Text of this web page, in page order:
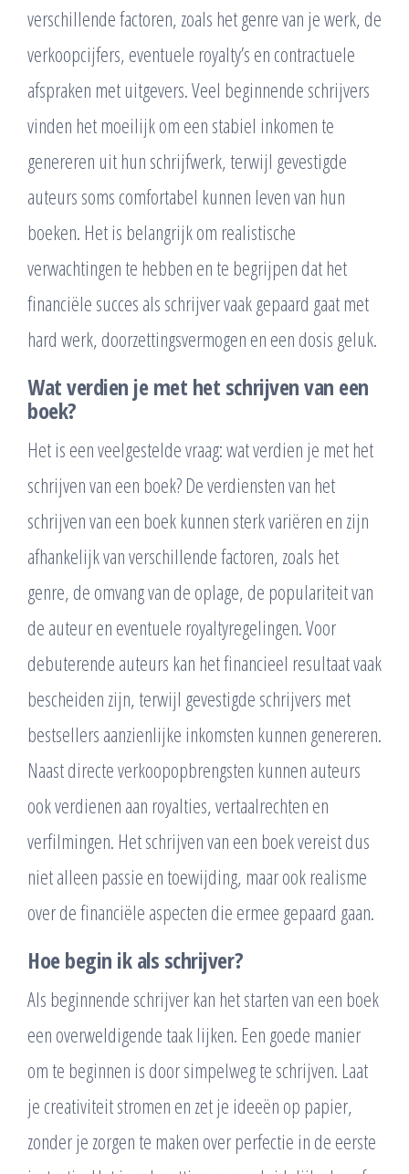
verschillende factoren, zoals het genre van je werk, de
verkoopcijfers, eventuele royalty’s en contractuele
afspraken met uitgevers. Veel beginnende schrijvers
vinden het moeilijk om een stabiel inkomen te
genereren uit hun schrijfwerk, terwijl gevestigde
auteurs soms comfortabel kunnen leven van hun
boeken. Het is belangrijk om realistische
verwachtingen te hebben en te begrijpen dat het
financiële succes als schrijver vaak gepaard gaat met
hard werk, doorzettingsvermogen en een dosis geluk.
Wat verdien je met het schrijven van een
boek?
Het is een veelgestelde vraag: wat verdien je met het
schrijven van een boek? De verdiensten van het
schrijven van een boek kunnen sterk variëren en zijn
afhankelijk van verschillende factoren, zoals het
genre, de omvang van de oplage, de populariteit van
de auteur en eventuele royaltyregelingen. Voor
debuterende auteurs kan het financieel resultaat vaak
bescheiden zijn, terwijl gevestigde schrijvers met
bestsellers aanzienlijke inkomsten kunnen genereren.
Naast directe verkoopopbrengsten kunnen auteurs
ook verdienen aan royalties, vertaalrechten en
verfilmingen. Het schrijven van een boek vereist dus
niet alleen passie en toewijding, maar ook realisme
over de financiële aspecten die ermee gepaard gaan.
Hoe begin ik als schrijver?
Als beginnende schrijver kan het starten van een boek
een overweldigende taak lijken. Een goede manier
om te beginnen is door simpelweg te schrijven. Laat
je creativiteit stromen en zet je ideeën op papier,
zonder je zorgen te maken over perfectie in de eerste